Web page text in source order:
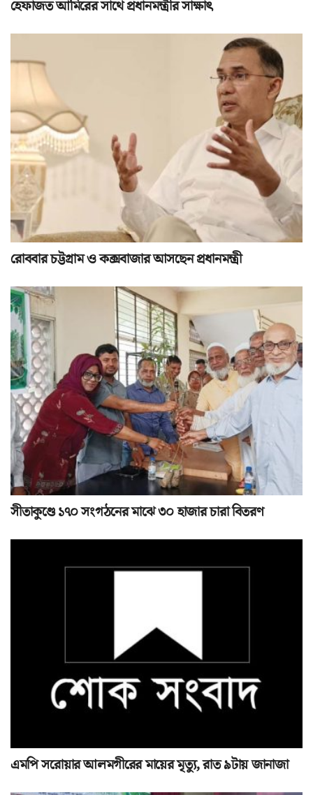
হেফাজত আমিরের সাথে প্রধানমন্ত্রীর সাক্ষাৎ
রোববার চট্টগ্রাম ও কক্সবাজার আসছেন প্রধানমন্ত্রী
সীতাকুণ্ডে ১৭০ সংগঠনের মাঝে ৩০ হাজার চারা বিতরণ
এমপি সরোয়ার আলমগীরের মায়ের মৃত্যু, রাত ৯টায় জানাজা